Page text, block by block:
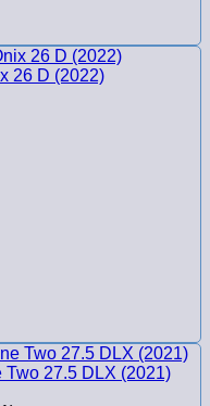
26 D (2022)
27.5 DLX (2021)